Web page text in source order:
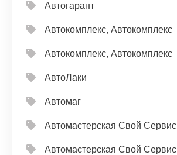
Автогарант
Автокомплекс, Автокомплекс
Автокомплекс, Автокомплекс
АвтоЛаки
Автомаг
Автомастерская Свой Сервис
Автомастерская Свой Сервис